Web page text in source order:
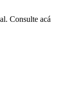
Consulte acá